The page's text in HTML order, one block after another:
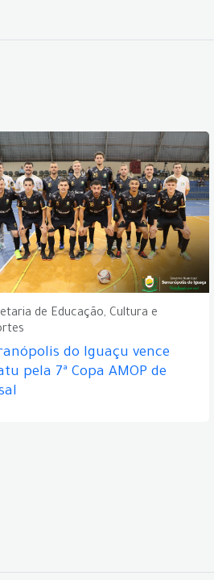
de Educação, Cultura e
do Iguaçu vence
pela 7ª Copa AMOP de